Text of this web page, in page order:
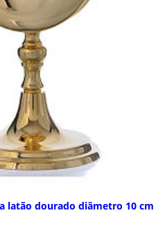
latão dourado diâmetro 10 cm